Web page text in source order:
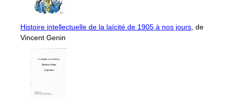
Histoire intellectuelle de la laïcité de 1905 à nos jours , de
Vincent Genin